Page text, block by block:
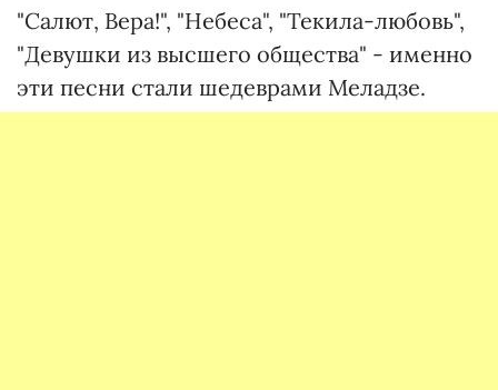
"Салют, Вера!", "Небеса", "Текила-любовь",
"Девушки из высшего общества" - именно
эти песни стали шедеврами Меладзе.